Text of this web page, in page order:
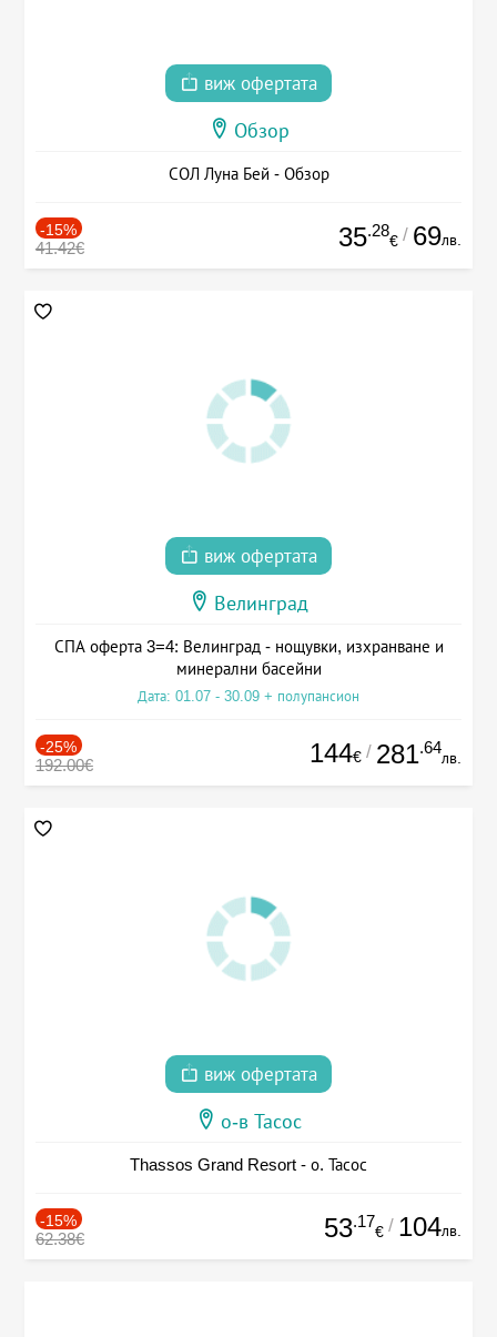
виж офертата
Обзор
СОЛ Луна Бей - Обзор
-15%
41.42€ 35.28
€ / 69лв.
виж офертата
Велинград
СПА оферта 3=4: Велинград - нощувки, изхранване и
минерални басейни
Дата: 01.07 - 30.09 + полупансион
-25%
192.00€ 144€ / 281.64
лв.
виж офертата
о-в Тасос
Thassos Grand Resort - о. Тасос
-15%
62.38€ 53.17
€ / 104лв.